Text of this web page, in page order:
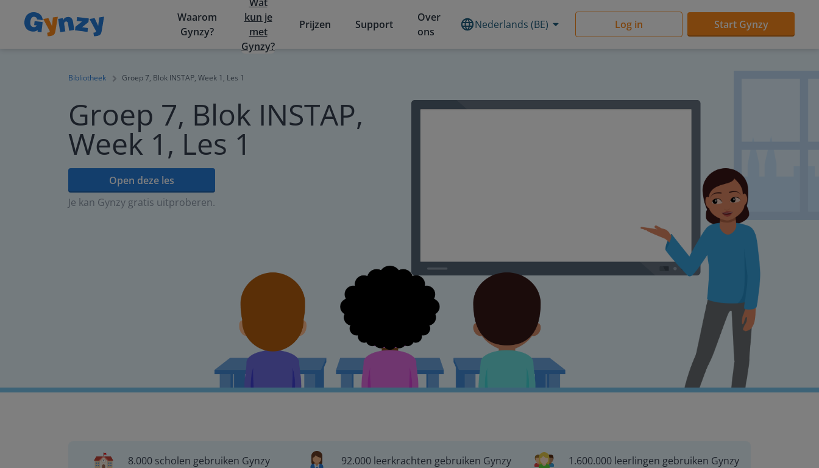
Waarom
Gynzy?
kun je
met
Gynzy?
Prijzen Support
Over
ons
Nederlands (BE) Log in Start Gynzy
Bibliotheek Groep 7, Blok INSTAP, Week 1, Les 1
Groep 7, Blok INSTAP,
Week 1, Les 1
Open deze les
Je kan Gynzy gratis uitproberen.
8.000 scholen gebruiken Gynzy 92.000 leerkrachten gebruiken Gynzy 1.600.000 leerlingen gebruiken Gynzy